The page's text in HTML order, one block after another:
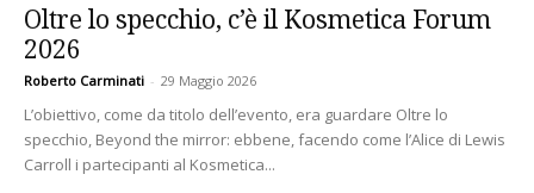
Oltre lo specchio, c’è il Kosmetica Forum
2026
Roberto Carminati - 29 Maggio 2026
L’obiettivo, come da titolo dell’evento, era guardare Oltre lo
specchio, Beyond the mirror: ebbene, facendo come l’Alice di Lewis
Carroll i partecipanti al Kosmetica...